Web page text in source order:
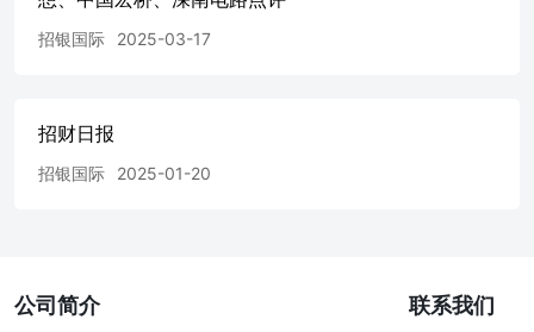
本报告中所提及的前瞻性预测和实际情况可能有显着区别，
一致的立场或投资决定。 本公司或其附属关联机构可能持
表其客户进行交易或持有该等证券的权益，还可能与这些公
制、转售、转发及或向特定读者以外的人士传阅，否则有可
招银国际 2025-03-17
招财日报
招银国际 2025-01-20
公司简介 联系我们